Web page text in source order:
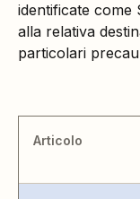
identificate come
alla relativa
particolari
Articolo